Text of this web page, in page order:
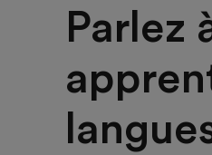
Parlez